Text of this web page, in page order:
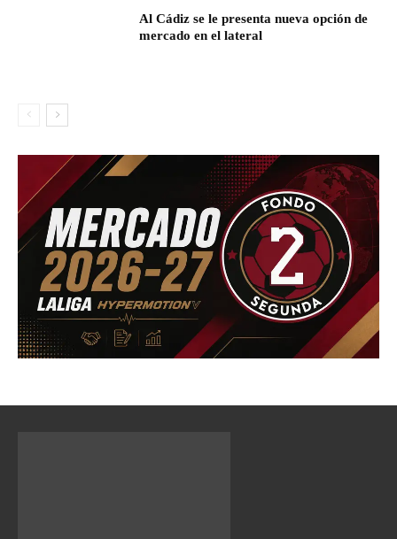
Al Cádiz se le presenta nueva opción de
mercado en el lateral